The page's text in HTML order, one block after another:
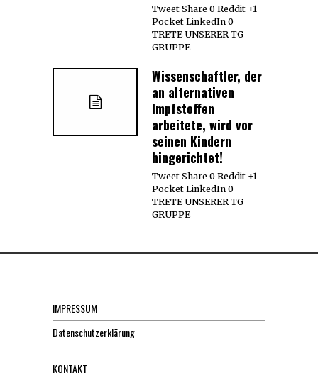
Tweet Share 0 Reddit +1
Pocket LinkedIn 0
TRETE UNSERER TG
GRUPPE
Wissenschaftler, der
an alternativen
Impfstoffen
arbeitete, wird vor
seinen Kindern
hingerichtet!
Tweet Share 0 Reddit +1
Pocket LinkedIn 0
TRETE UNSERER TG
GRUPPE
IMPRESSUM
Datenschutzerklärung
KONTAKT